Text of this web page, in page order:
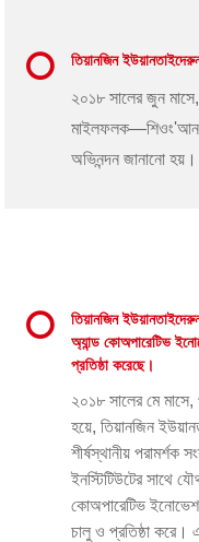
তিয়ানজিন
২০১৮ সালের জুন
অভিনন্দন জানানো হয়।
তিয়ানজিন
অ্যান্ড কোঅপারেটিভ
প্রতিষ্ঠা করেছে।
২০১৮ সালের মে মাসে,
হয়ে, তিয়ানজিন
শীর্ষস্থানীয় পরামর্শক
ইনস্টিটিউটের সাথে
কোঅপারেটিভ
চালু ও প্রতিষ্ঠা করে।